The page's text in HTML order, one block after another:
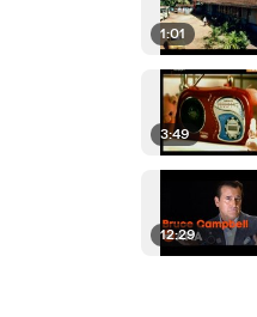
1:01
3:49
12:29